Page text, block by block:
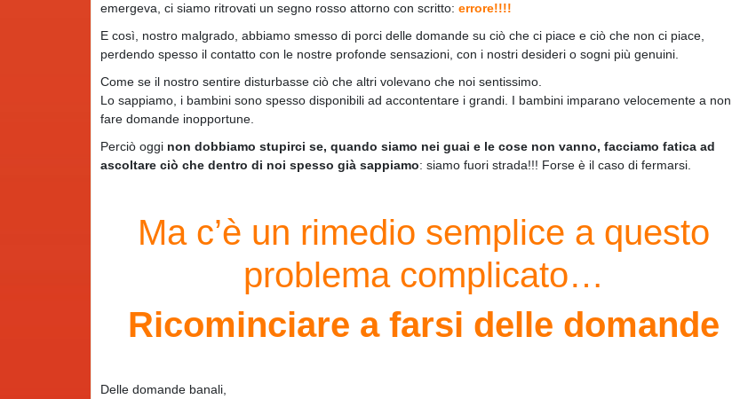
emergeva, ci siamo ritrovati un segno rosso attorno con scritto: errore!!!!
E così, nostro malgrado, abbiamo smesso di porci delle domande su ciò che ci piace e ciò che non ci piace,
perdendo spesso il contatto con le nostre profonde sensazioni, con i nostri desideri o sogni più genuini.
Come se il nostro sentire disturbasse ciò che altri volevano che noi sentissimo.
Lo sappiamo, i bambini sono spesso disponibili ad accontentare i grandi. I bambini imparano velocemente a non
fare domande inopportune.
Perciò oggi non dobbiamo stupirci se, quando siamo nei guai e le cose non vanno, facciamo fatica ad
ascoltare ciò che dentro di noi spesso già sappiamo: siamo fuori strada!!! Forse è il caso di fermarsi.
Ma c’è un rimedio semplice a questo
problema complicato…
Ricominciare a farsi delle domande
Delle domande banali,